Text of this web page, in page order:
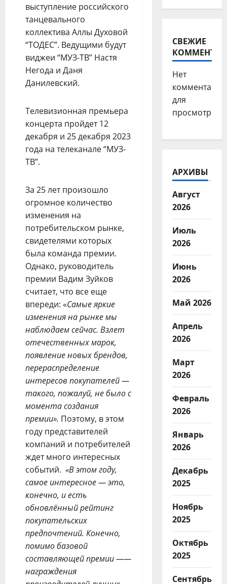
выступление российского
танцевального
коллектива Аллы Духовой
“ТОДЕС”. Ведущими будут
виджеи “МУЗ-ТВ” Настя
Негода и Даня
Данилевский.
Телевизионная премьера
концерта пройдет 12
декабря и 25 декабря 2023
года на телеканале “МУЗ-
ТВ”.
За 25 лет произошло
огромное количество
изменения на
потребительском рынке,
свидетелями которых
была команда премии.
Однако, руководитель
премии Вадим Зуйков
считает, что все еще
впереди: «Самые яркие
изменения на рынке мы
наблюдаем сейчас. Взлет
отечественных марок,
появление новых брендов,
перераспределение
интересов покупателей —
такого, пожалуй, не было с
момента создания
премии». Поэтому, в этом
году представителей
компаний и потребителей
ждет много интересных
событий. «В этом году,
самое интересное — это,
конечно, и есть
обновлённый рейтинг
покупательских
предпочтений. Конечно,
помимо базовой
составляющей премии ——
награждения
СВЕЖИЕ
Нет
для
просмотра.
АРХИВЫ
Август
2026
Июль
2026
Июнь
2026
Май 2026
Апрель
2026
Март
2026
Февраль
2026
Январь
2026
Декабрь
2025
Ноябрь
2025
Октябрь
2025
Сентябрь